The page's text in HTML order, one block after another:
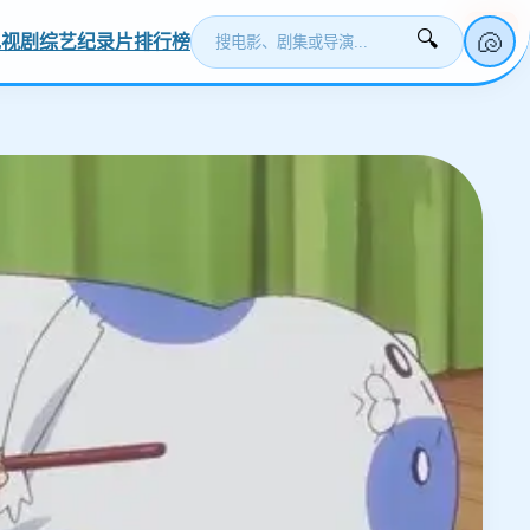
剧综艺纪录片排行榜 🔍 🐚
更新
更新
更新
更新
更新